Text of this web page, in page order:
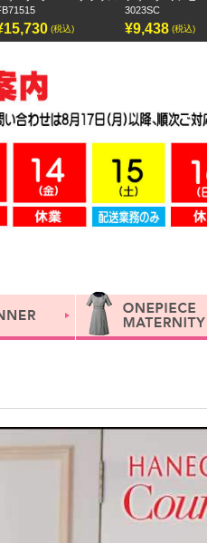
3023SC
¥9,438 (税込)
ト ESJ917
¥14,300 (税